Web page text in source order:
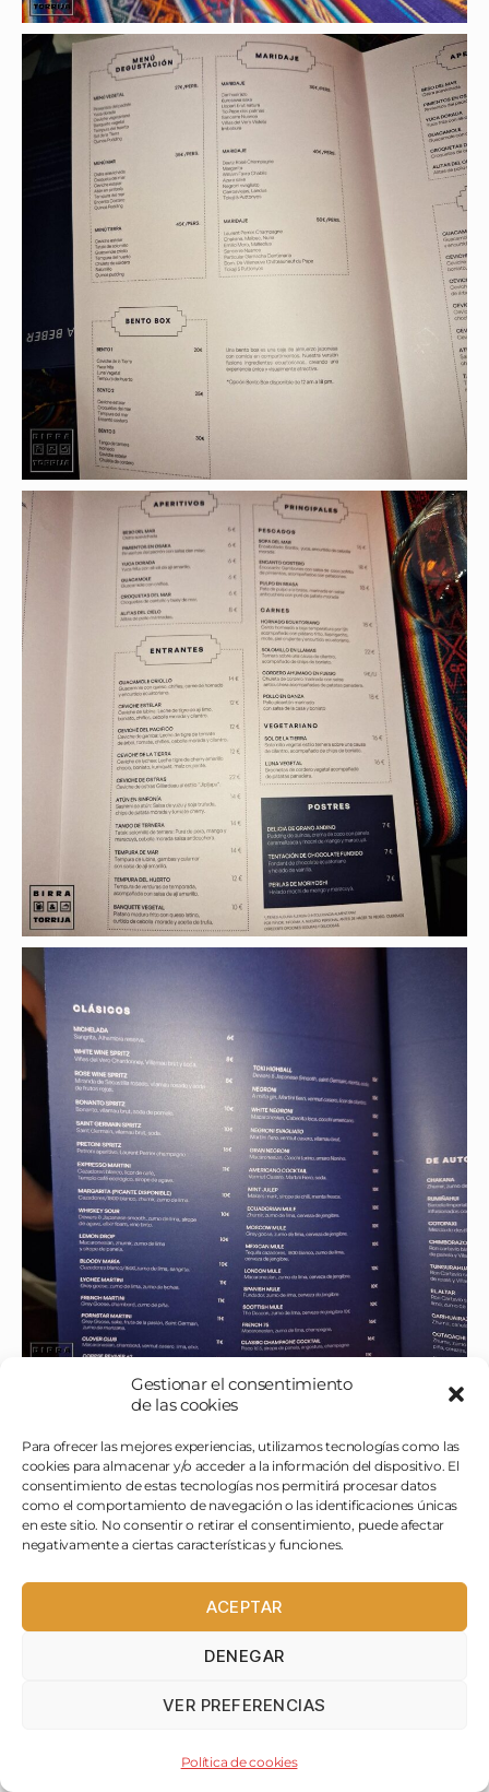
Gestionar el consentimiento
de las cookies
Para ofrecer las mejores experiencias, utilizamos tecnologías como las
cookies para almacenar y/o acceder a la información del dispositivo. El
consentimiento de estas tecnologías nos permitirá procesar datos
como el comportamiento de navegación o las identificaciones únicas
en este sitio. No consentir o retirar el consentimiento, puede afectar
negativamente a ciertas características y funciones.
ACEPTAR
DENEGAR
VER PREFERENCIAS
Política de cookies